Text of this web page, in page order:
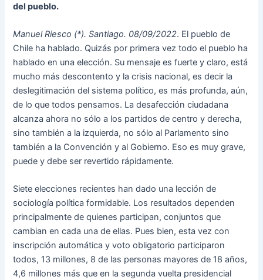
del pueblo.
Manuel Riesco (*). Santiago. 08/09/2022. El pueblo de
Chile ha hablado. Quizás por primera vez todo el pueblo ha
hablado en una elección. Su mensaje es fuerte y claro, está
mucho más descontento y la crisis nacional, es decir la
deslegitimación del sistema político, es más profunda, aún,
de lo que todos pensamos. La desafección ciudadana
alcanza ahora no sólo a los partidos de centro y derecha,
sino también a la izquierda, no sólo al Parlamento sino
también a la Convención y al Gobierno. Eso es muy grave,
puede y debe ser revertido rápidamente.
Siete elecciones recientes han dado una lección de
sociología política formidable. Los resultados dependen
principalmente de quienes participan, conjuntos que
cambian en cada una de ellas. Pues bien, esta vez con
inscripción automática y voto obligatorio participaron
todos, 13 millones, 8 de las personas mayores de 18 años,
4,6 millones más que en la segunda vuelta presidencial